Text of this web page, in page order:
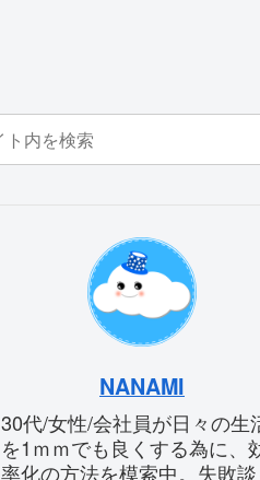
NANAMI
30代/女性/会社員が日々の生
を1ｍｍでも良くする為に、
率化の方法を模索中。失敗談